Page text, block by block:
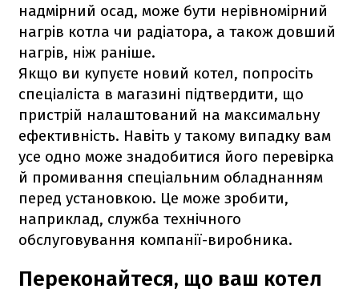
надмірний осад, може бути нерівномірний
нагрів котла чи радіатора, а також довший
нагрів, ніж раніше.
Якщо ви купуєте новий котел, попросіть
спеціаліста в магазині підтвердити, що
пристрій налаштований на максимальну
ефективність. Навіть у такому випадку вам
усе одно може знадобитися його перевірка
й промивання спеціальним обладнанням
перед установкою. Це може зробити,
наприклад, служба технічного
обслуговування компанії-виробника.
Переконайтеся, що ваш котел